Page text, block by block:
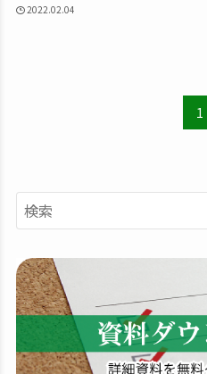
2022.02.04
1